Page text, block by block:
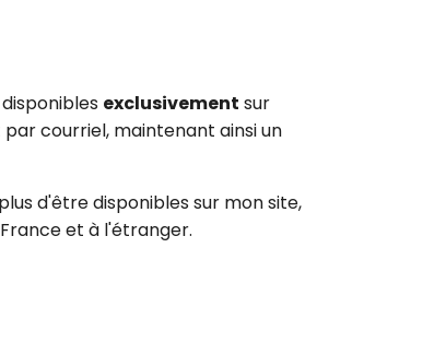
exclusivement sur
courriel, maintenant ainsi un
d'être disponibles sur mon site,
et à l'étranger.